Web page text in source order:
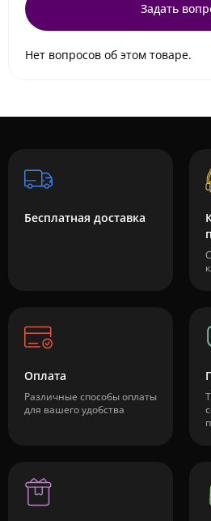
Задать
Нет вопросов об этом товаре.
Бесплатная доставка
Оплата
Различные способы оплаты
для вашего удобства